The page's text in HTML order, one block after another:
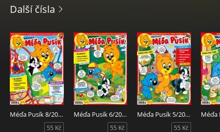
Časopis je rozmanitý, veselý a hravý, obsahem dětem nabízí
malování, úkoly, malované písničky, nezapomíná ani na
grafomotoriku a logopedii či poznávání přírody. Součástí
časopisu bývají i vystřihovánky např. v podobě zvířátek ze
statku, divadélka s maňásky, hasičské stanice, mateřské školy
apod. vložené uprostřed časopisu pro snadné vyjmutí a
umístěné na tvrdém papíře. • Časopis pro děti předškolního
věku, který se poprvé objevil v roce 1966 • Hlavní postavou je
oranžový medvídek se zlatým srdcem • Časopis je rozmanitý,
veselý a hravý s různými úkoly i vystřihovánkami
Další čísla
Méďa Pusík 8/2026
55 Kč
Méďa Pusík 6/2026
55 Kč
Méďa Pusík 5/2026
55 Kč